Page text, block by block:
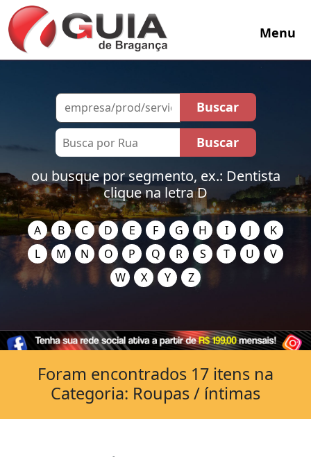
Menu
ou busque por segmento, ex.: Dentista
clique na letra D
A B C D E F G H I J
K
L
M N O P Q R S T U
V
W
X Y Z
Foram encontrados 17 itens na
Categoria: Roupas / íntimas